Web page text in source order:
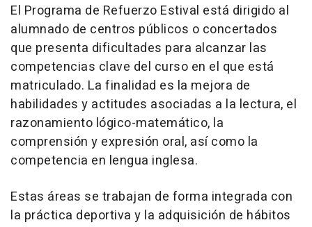
El Programa de Refuerzo Estival está dirigido al
alumnado de centros públicos o concertados
que presenta dificultades para alcanzar las
competencias clave del curso en el que está
matriculado. La finalidad es la mejora de
habilidades y actitudes asociadas a la lectura, el
razonamiento lógico-matemático, la
comprensión y expresión oral, así como la
competencia en lengua inglesa.
Estas áreas se trabajan de forma integrada con
la práctica deportiva y la adquisición de hábitos